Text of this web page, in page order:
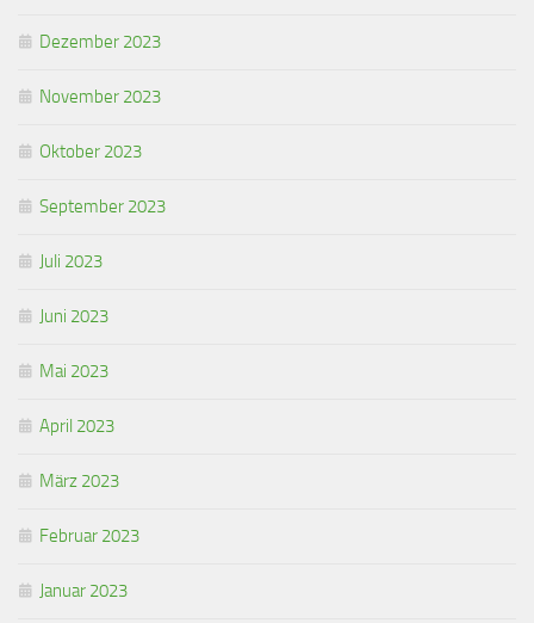
Dezember 2023
November 2023
Oktober 2023
September 2023
Juli 2023
Juni 2023
Mai 2023
April 2023
März 2023
Februar 2023
Januar 2023